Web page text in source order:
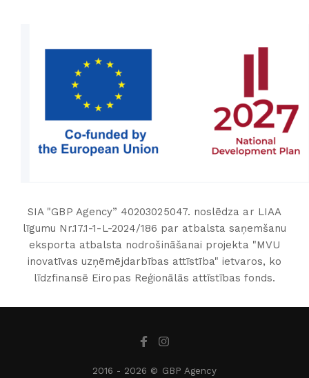
SIA "GBP Agency” 40203025047. noslēdza ar LIAA
līgumu Nr.17.1-1-L-2024/186 par atbalsta saņemšanu
eksporta atbalsta nodrošināšanai projekta "MVU
inovatīvas uzņēmējdarbības attīstība" ietvaros, ko
līdzfinansē Eiropas Reģionālās attīstības fonds.
2016 - 2026 © GBP Agency